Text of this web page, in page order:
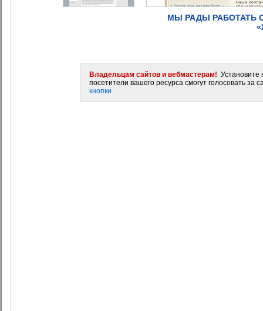
МЫ РАДЫ РАБОТАТЬ С
Владельцам сайтов и вебмастерам! Установите
посетители вашего ресурса смогут голосовать за
кнопки